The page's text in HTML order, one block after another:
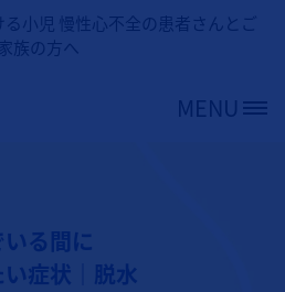
メインコンテンツに移動
小児 慢性心不全の患者さんとご
家族の方へ
MENU
る間に
症状｜脱水